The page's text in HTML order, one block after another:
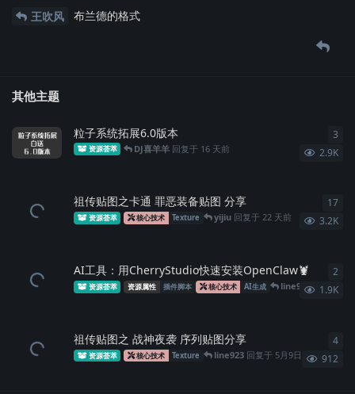
王吹风 布兰德的格式
其他主题
粒子系统拓展6.0版本
资源荟萃 DJ喜羊羊 回复于 16 天前 2.9K
3
祖传贴图之卡通 罪恶装备贴图 分享
资源荟萃 核心技术 Texture yijiu 回复于 22 天前 3.2K
17
AI工具：用CherryStudio快速安装OpenClaw🦞
资源荟萃 资源属性 插件脚本 核心技术 AI生成 line923回复于1.9K
2
祖传贴图之 战神夜袭 序列贴图分享
资源荟萃 核心技术 Texture line923 回复于 5月9日 912
4